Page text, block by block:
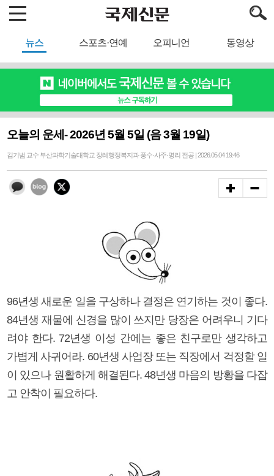
뉴스 스포츠·연예 오피니언 동영상
오늘의 운세- 2026년 5월 5일 (음 3월 19일)
김기범 교수 부산과학기술대학교 장례행정복지과 풍수·사주·명리 전공 | 2026.05.04 19:46
96년생 새로운 일을 구상하나 결정은 연기하는 것이 좋다.
84년생 재물에 신경을 많이 쓰지만 당장은 어려우니 기다
려야 한다. 72년생 이성 간에는 좋은 친구로만 생각하고
가볍게 사귀어라. 60년생 사업장 또는 직장에서 걱정할 일
이 있으나 원활하게 해결된다. 48년생 마음의 방황을 다잡
고 안착이 필요하다.